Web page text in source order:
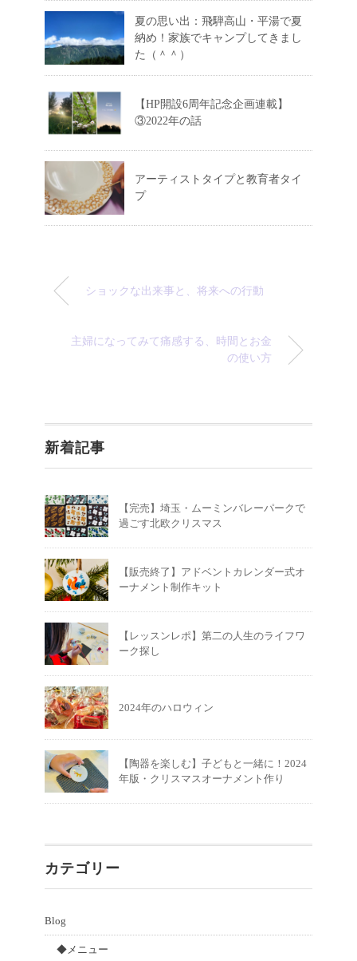
夏の思い出：飛騨高山・平湯で夏
納め！家族でキャンプしてきまし
た（＾＾）
【HP開設6周年記念企画連載】
③2022年の話
アーティストタイプと教育者タイ
プ
ショックな出来事と、将来への行動
主婦になってみて痛感する、時間とお金
の使い方
新着記事
【完売】埼玉・ムーミンバレーパークで
過ごす北欧クリスマス
【販売終了】アドベントカレンダー式オ
ーナメント制作キット
【レッスンレポ】第二の人生のライフワ
ーク探し
2024年のハロウィン
【陶器を楽しむ】子どもと一緒に！2024
年版・クリスマスオーナメント作り
カテゴリー
Blog
◆メニュー